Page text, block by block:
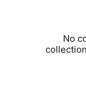
No